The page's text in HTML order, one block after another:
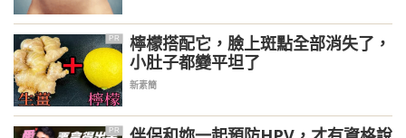
PR
檸檬搭配它，臉上斑點全部消失了，
小肚子都變平坦了
新素簡
PR